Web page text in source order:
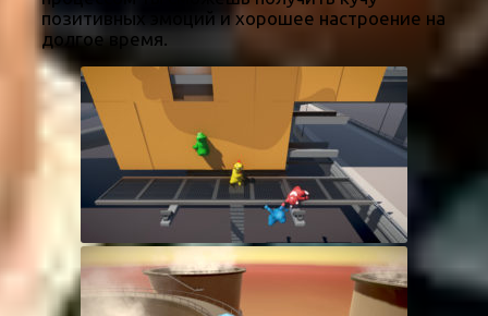
позитивных эмоций и хорошее настроение на
долгое время.